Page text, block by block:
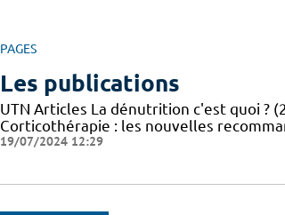
PAGES
Les publications
UTN Articles La dénutrition c'est quoi ?
Corticothérapie : les nouvelles
19/07/2024 12:29